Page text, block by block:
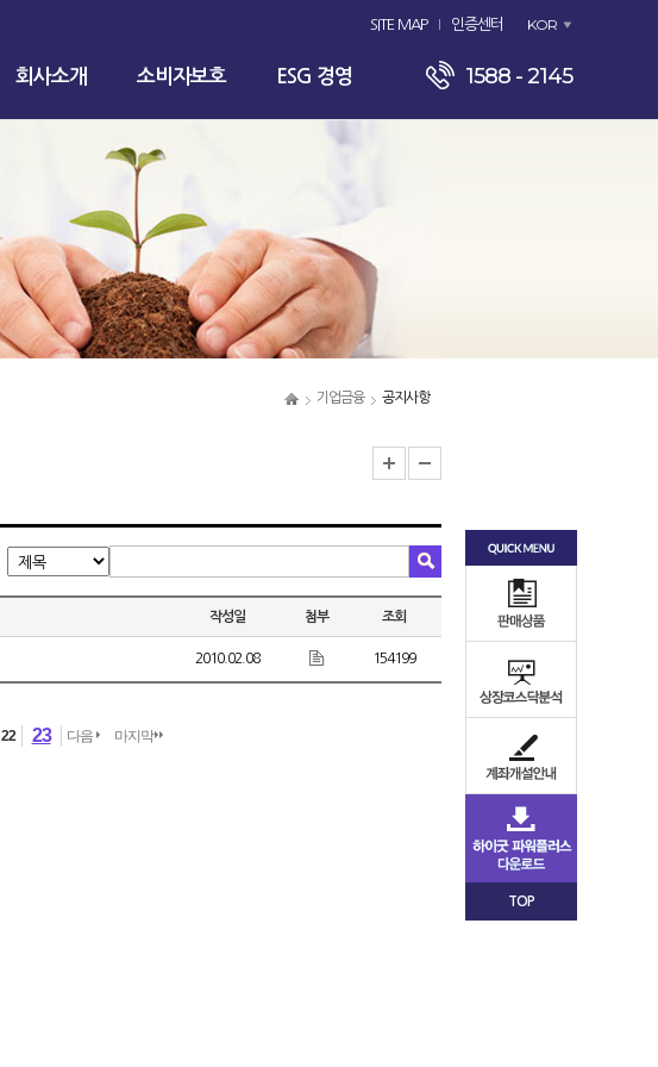
SITE MAP 인증센터 KOR
회사소개 소비자보호 ESG 경영 1588 - 2145
기업금융 공지사항
작성일 첨부 조회
2010.02.08 154199
22 23 다음 마지막
TOP